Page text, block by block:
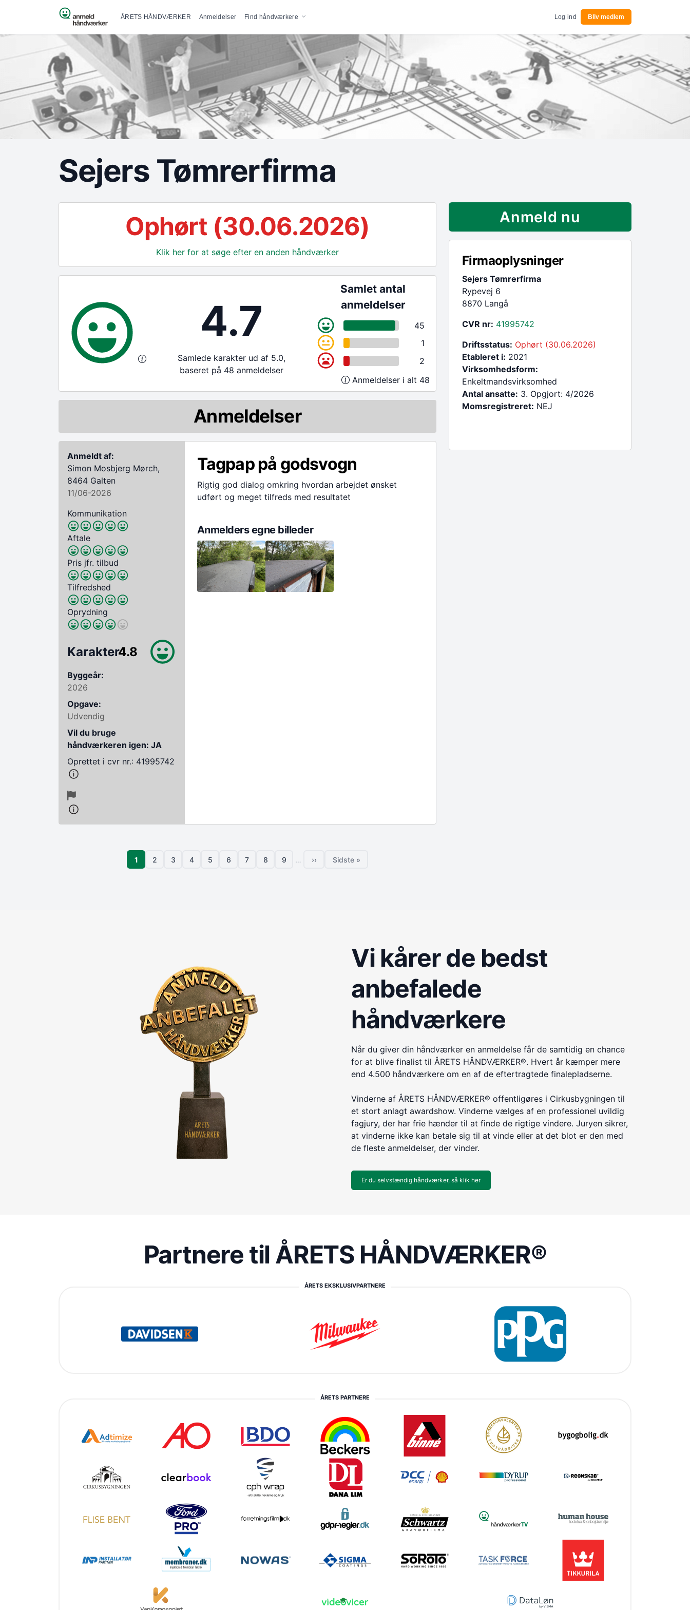
Spring til indhold Primær navigation
ÅRETS HÅNDVÆRKER Anmeldelser Find håndværkere Log ind Bliv medlem
Sejers Tømrerfirma
Ophørt (30.06.2026)
Klik her for at søge efter en anden håndværker
4.7
Samlede karakter ud af 5.0,
baseret på 48 anmeldelser
Samlet antal
anmeldelser
45
1
2
Anmeldelser i alt 48
Anmeldelser
Anmeldt af:
Simon Mosbjerg Mørch,
8464 Galten
11/06-2026
Kommunikation
Aftale
Pris jfr. tilbud
Tilfredshed
Oprydning
Karakter4.8
Byggeår:
2026
Opgave:
Udvendig
Vil du bruge
håndværkeren igen: JA
Oprettet i cvr nr.: 41995742
Tagpap på godsvogn
Rigtig god dialog omkring hvordan arbejdet ønsket
udført og meget tilfreds med resultatet
Anmelders egne billeder
Sideinddeling
Side
1
Side
2
Side
3
Side
4
Side
5
Side
6
Side
7
Side
8
Side
9 …
Næste side
››
Sidste side
Sidste »
Anmeld nu
Firmaoplysninger
Sejers Tømrerfirma
Rypevej 6
8870 Langå
CVR nr: 41995742
Driftsstatus: Ophørt (30.06.2026)
Etableret i: 2021
Virksomhedsform:
Enkeltmandsvirksomhed
Antal ansatte: 3. Opgjort: 4/2026
Momsregistreret: NEJ
Vi kårer de bedst
anbefalede
håndværkere
Når du giver din håndværker en anmeldelse får de samtidig en chance
for at blive finalist til ÅRETS HÅNDVÆRKER®. Hvert år kæmper mere
end 4.500 håndværkere om en af de eftertragtede finalepladserne.
Vinderne af ÅRETS HÅNDVÆRKER® offentligøres i Cirkusbygningen til
et stort anlagt awardshow. Vinderne vælges af en professionel uvildig
fagjury, der har frie hænder til at finde de rigtige vindere. Juryen sikrer,
at vinderne ikke kan betale sig til at vinde eller at det blot er den med
de fleste anmeldelser, der vinder.
Er du selvstændig håndværker, så klik her
Partnere til ÅRETS HÅNDVÆRKER®
ÅRETS EKSKLUSIVPARTNERE
ÅRETS PARTNERE